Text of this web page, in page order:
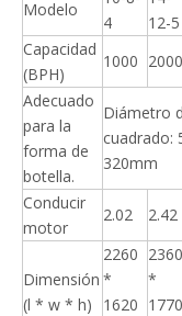
Modelo
4
12-5
Capacidad
(BPH)
1000 2000
Adecuado
para la
forma de
botella.
Diámetro
cuadrado:
320mm
Conducir
motor
2.02 2.42
Dimensión
(l * w * h)
2260
*
1620
2360
*
1770